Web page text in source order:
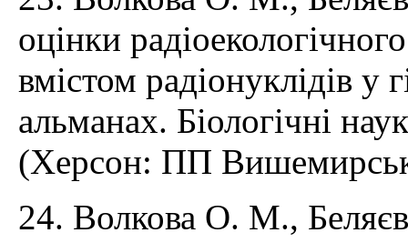
оцінки
вмістом радіонуклідів
альманах. Біологічні
(Херсон: ПП
24. Волкова О. М.,